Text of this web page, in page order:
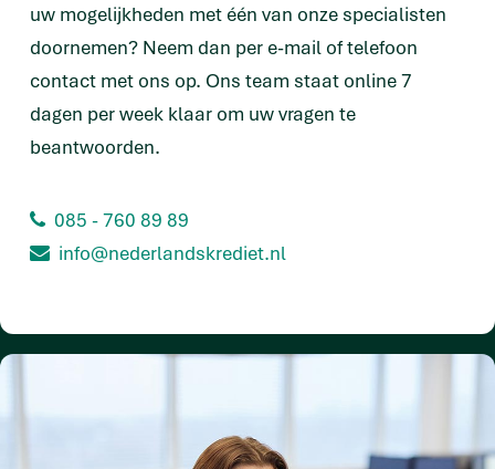
uw mogelijkheden met één van onze specialisten
doornemen? Neem dan per e-mail of telefoon
contact met ons op. Ons team staat online 7
dagen per week klaar om uw vragen te
beantwoorden.
085 - 760 89 89
info@nederlandskrediet.nl